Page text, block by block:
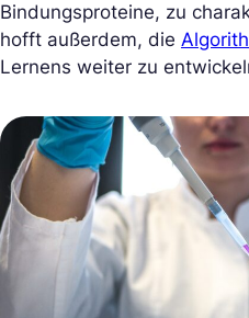
Bindungsproteine, zu
hofft außerdem, die
Lernens weiter zu